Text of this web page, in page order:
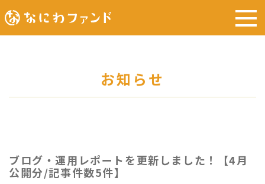
お知らせ
ブログ・運用レポートを更新しました！【4月
公開分/記事件数5件】